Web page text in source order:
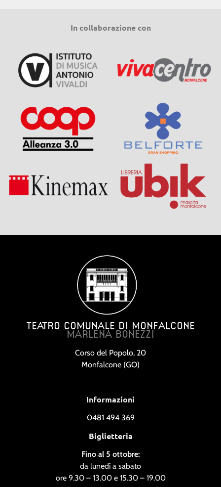
In collaborazione con
TEATRO COMUNALE DI MONFALCONE
MARLENA BONEZZI
Corso del Popolo, 20
Monfalcone (GO)
Informazioni
0481 494 369
Biglietteria
Fino al 5 ottobre:
da lunedì a sabato
ore 9.30 – 13.00 e 15.30 – 19.00